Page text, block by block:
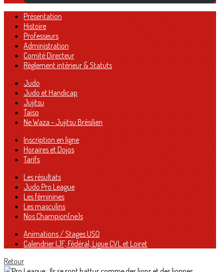
Présentation
Histoire
Professeurs
Administration
Comité Directeur
Règlement intérieur & Statuts
Judo
Judo et Handicap
Jujitsu
Taïso
Ne Waza - Jujitsu Brésilien
Inscription en ligne
Horaires et Dojos
Tarifs
Les résultats
Judo Pro League
Les féminines
Les masculins
Nos Champion(ne)s
Animations / Stages USO
Calendrier IJF, Fédéral, Ligue CVL et Loiret
Retour